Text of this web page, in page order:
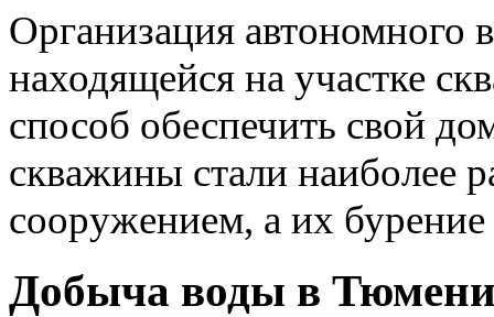
Организация
находящейся на участке
способ обеспечить свой
скважины стали наиболее
сооружением, а их
Добыча воды в